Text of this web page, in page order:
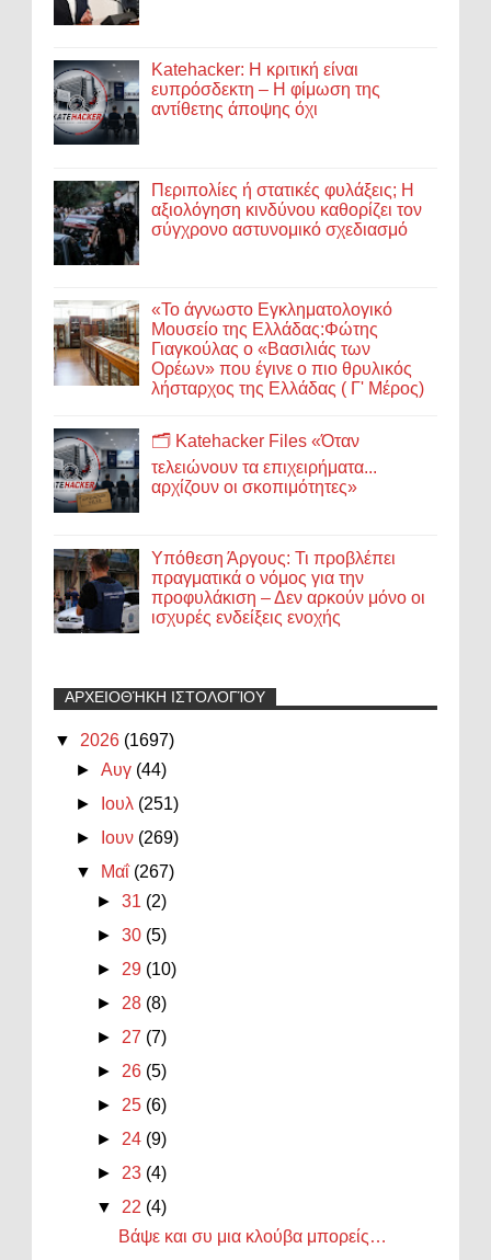
Katehacker: Η κριτική είναι
ευπρόσδεκτη – Η φίμωση της
αντίθετης άποψης όχι
Περιπολίες ή στατικές φυλάξεις; Η
αξιολόγηση κινδύνου καθορίζει τον
σύγχρονο αστυνομικό σχεδιασμό
«Το άγνωστο Εγκληματολογικό
Μουσείο της Ελλάδας:Φώτης
Γιαγκούλας ο «Βασιλιάς των
Ορέων» που έγινε ο πιο θρυλικός
λήσταρχος της Ελλάδας ( Γ' Μέρος)
🗂️ Katehacker Files «Όταν
τελειώνουν τα επιχειρήματα...
αρχίζουν οι σκοπιμότητες»
Υπόθεση Άργους: Τι προβλέπει
πραγματικά ο νόμος για την
προφυλάκιση – Δεν αρκούν μόνο οι
ισχυρές ενδείξεις ενοχής
ΑΡΧΕΙΟΘΉΚΗ ΙΣΤΟΛΟΓΊΟΥ
▼ 2026 (1697)
►Αυγ (44)
►
Ιουλ (251)
►
Ιουν (269)
▼
Μαΐ (267)
►31 (2)
►30 (5)
► 29 (10)
► 28 (8)
► 27 (7)
► 26 (5)
► 25 (6)
► 24 (9)
► 23 (4)
▼ 22 (4)
Βάψε και συ μια κλούβα μπορείς…